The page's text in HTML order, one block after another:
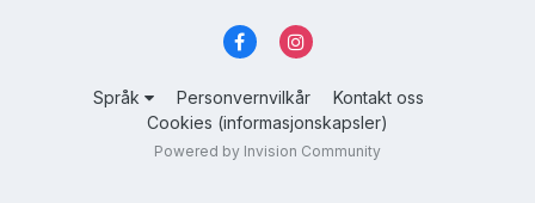
Språk Personvernvilkår
Kontakt oss
Cookies (informasjonskapsler)
Powered by Invision Community